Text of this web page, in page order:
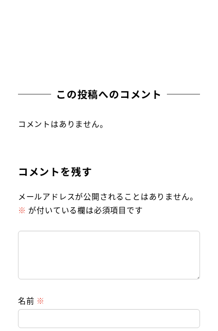
この投稿へのコメント
コメントはありません。
コメントを残す
メールアドレスが公開されることはありません。
※ が付いている欄は必須項目です
名前 ※